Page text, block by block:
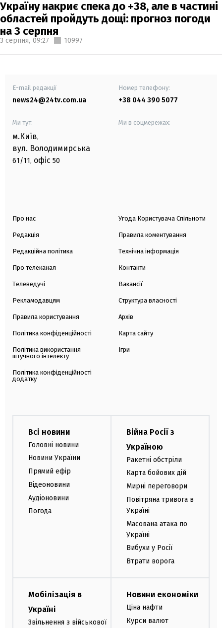
Україну накриє спека до +38, але в частині
областей пройдуть дощі: прогноз погоди
на 3 серпня
3 серпня, 09:27 10997
E-mail редакції
news24@24tv.com.ua
Номер телефону:
+38 044 390 5077
Ми тут:
м.Київ,
вул. Володимирська
61/11, офіс 50
Ми в соцмережах:
Про нас
Редакція
Редакційна політика
Про телеканал
Телеведучі
Рекламодавцям
Правила користування
Політика конфіденційності
Політика використання
штучного інтелекту
Політика конфіденційності
додатку
Угода Користувача Спільноти
Правила коментування
Технічна інформація
Контакти
Вакансії
Структура власності
Архів
Карта сайту
Ігри
Всі новини
Головні новини
Новини України
Прямий ефір
Відеоновини
Аудіоновини
Погода
Війна Росії з
Україною
Ракетні обстріли
Карта бойових дій
Мирні переговори
Повітряна тривога в
Україні
Масована атака по
Україні
Вибухи у Росії
Втрати ворога
Мобілізація в
Україні
Звільнення з військової
Новини економіки
Ціна нафти
Курси валют